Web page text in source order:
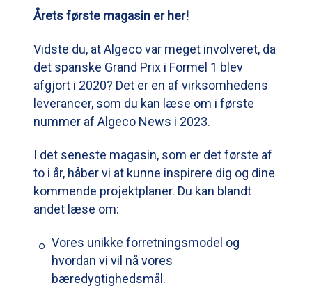
Årets første magasin er her!
Vidste du, at Algeco var meget involveret, da
det spanske Grand Prix i Formel 1 blev
afgjort i 2020? Det er en af virksomhedens
leverancer, som du kan læse om i første
nummer af Algeco News i 2023.
I det seneste magasin, som er det første af
to i år, håber vi at kunne inspirere dig og dine
kommende projektplaner. Du kan blandt
andet læse om:
Vores unikke forretningsmodel og
hvordan vi vil nå vores
bæredygtighedsmål.